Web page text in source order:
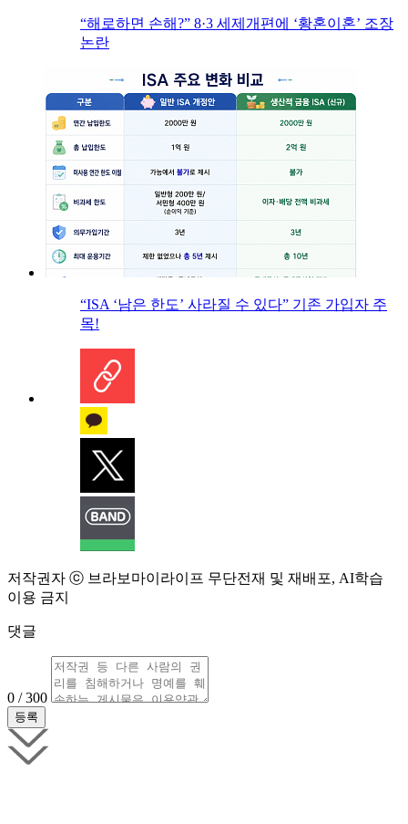
“해로하면 손해?” 8·3 세제개편에 ‘황혼이혼’ 조장
논란
“ISA ‘남은 한도’ 사라질 수 있다” 기존 가입자 주
목!
저작권자 ⓒ 브라보마이라이프 무단전재 및 재배포, AI학습
이용 금지
댓글
0 / 300